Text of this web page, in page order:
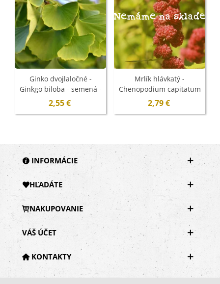
Ginko dvojlaločné -
Ginkgo biloba - semená -
2 ks
2,55 €
Nemáme na sklade
Mrlík hlávkatý -
Chenopodium capitatum
- semená - 200 ks
2,79 €
INFORMÁCIE
HĽADÁTE
NAKUPOVANIE
VÁŠ ÚČET
KONTAKTY